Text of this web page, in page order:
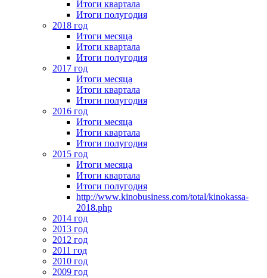
Итоги квартала
Итоги полугодия
2018 год
Итоги месяца
Итоги квартала
Итоги полугодия
2017 год
Итоги месяца
Итоги квартала
Итоги полугодия
2016 год
Итоги месяца
Итоги квартала
Итоги полугодия
2015 год
Итоги месяца
Итоги квартала
Итоги полугодия
http://www.kinobusiness.com/total/kinokassa-
2018.php
2014 год
2013 год
2012 год
2011 год
2010 год
2009 год